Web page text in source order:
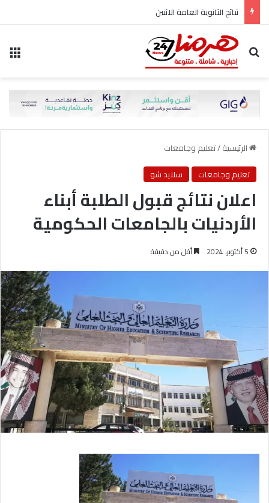
نتائج الثانوية العامة الاثنين
بحث عن
الرئيسية/تعليم وجامعات
تعليم وجامعات
سلايد شو
اعلان نتائج قبول الطلبة أبناء
الأردنيات بالجامعات الحكومية
5 أكتوبر، 2024 أقل من دقيقة